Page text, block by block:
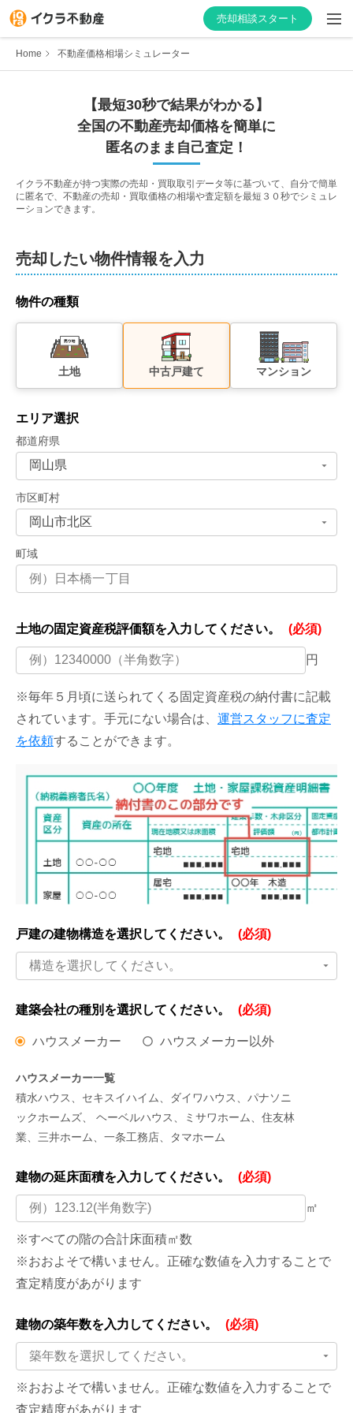
売却相談スタート
はじめての方へ
物件の価格を知る
不動産会社向け情報
Home 不動産価格相場シミュレーター
【最短30秒で結果がわかる】
全国の不動産売却価格を簡単に
匿名のまま自己査定！
イクラ不動産が持つ実際の売却・買取取引データ等に基づいて、自分で簡単
に匿名で、不動産の売却・買取価格の相場や査定額を最短３０秒でシミュレ
ーションできます。
売却したい物件情報を入力
物件の種類
土地 中古戸建て マンション
エリア選択
都道府県
市区町村
町域
土地の固定資産税評価額を入力してください。 (必須)
円
※毎年５月頃に送られてくる固定資産税の納付書に記載
されています。手元にない場合は、 運営スタッフに査定
を依頼することができます。
戸建の建物構造を選択してください。 (必須)
構造を選択してください。
建築会社の種別を選択してください。 (必須)
ハウスメーカー ハウスメーカー以外
ハウスメーカー一覧
積水ハウス、セキスイハイム、ダイワハウス、パナソニ
ックホームズ、 ヘーベルハウス、ミサワホーム、住友林
業、三井ホーム、一条工務店、タマホーム
建物の延床面積を入力してください。 (必須)
㎡
※すべての階の合計床面積㎡数
※おおよそで構いません。正確な数値を入力することで
査定精度があがります
建物の築年数を入力してください。 (必須)
築年数を選択してください。
※おおよそで構いません。正確な数値を入力することで
査定精度があがります